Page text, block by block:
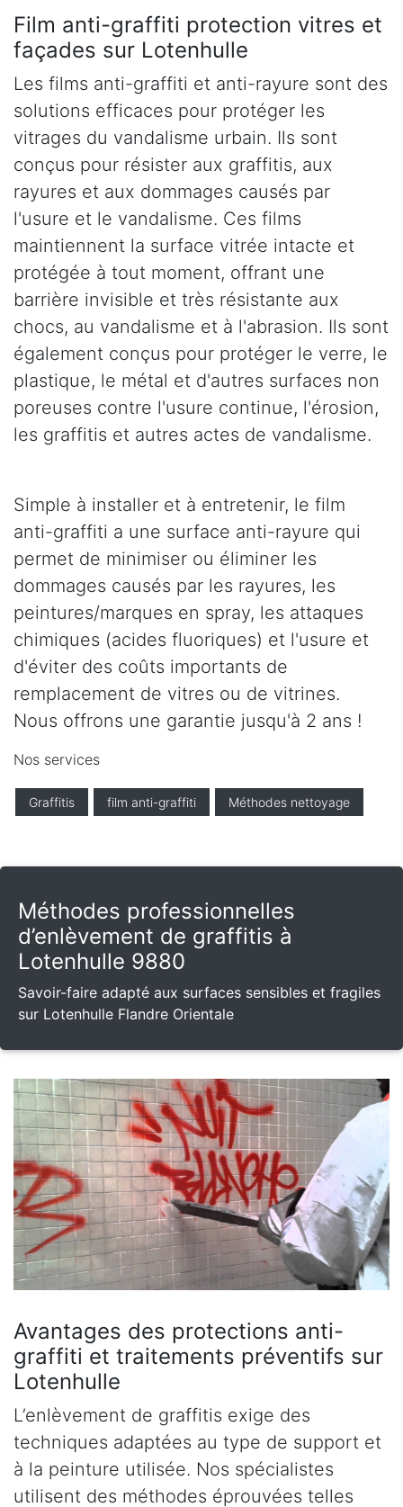
Film anti-graffiti protection vitres et
façades sur Lotenhulle
Les films anti-graffiti et anti-rayure sont des
solutions efficaces pour protéger les
vitrages du vandalisme urbain. Ils sont
conçus pour résister aux graffitis, aux
rayures et aux dommages causés par
l'usure et le vandalisme. Ces films
maintiennent la surface vitrée intacte et
protégée à tout moment, offrant une
barrière invisible et très résistante aux
chocs, au vandalisme et à l'abrasion. Ils sont
également conçus pour protéger le verre, le
plastique, le métal et d'autres surfaces non
poreuses contre l'usure continue, l'érosion,
les graffitis et autres actes de vandalisme.
Simple à installer et à entretenir, le film
anti-graffiti a une surface anti-rayure qui
permet de minimiser ou éliminer les
dommages causés par les rayures, les
peintures/marques en spray, les attaques
chimiques (acides fluoriques) et l'usure et
d'éviter des coûts importants de
remplacement de vitres ou de vitrines.
Nous offrons une garantie jusqu'à 2 ans !
Nos services
Graffitis film anti-graffiti Méthodes nettoyage
Méthodes professionnelles
d’enlèvement de graffitis à
Lotenhulle 9880
Savoir-faire adapté aux surfaces sensibles et fragiles
sur Lotenhulle Flandre Orientale
Avantages des protections anti-
graffiti et traitements préventifs sur
Lotenhulle
L’enlèvement de graffitis exige des
techniques adaptées au type de support et
à la peinture utilisée. Nos spécialistes
utilisent des méthodes éprouvées telles